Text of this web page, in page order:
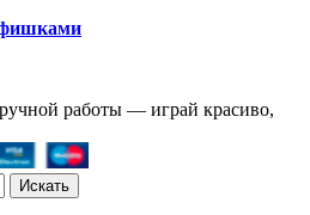
фишками
работы — играй красиво,
Искать